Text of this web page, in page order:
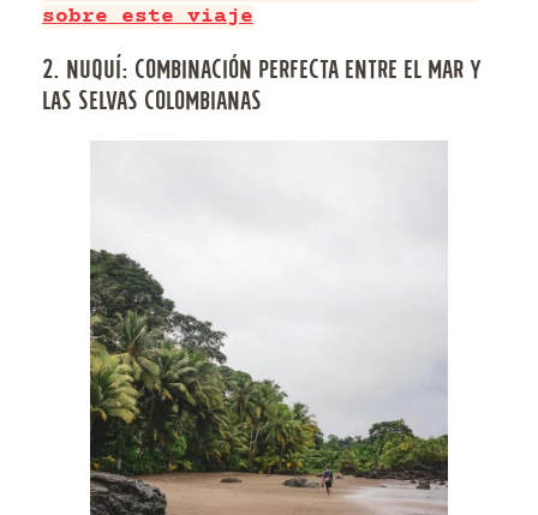
sobre este viaje
2. NUQUÍ: COMBINACIÓN PERFECTA ENTRE EL MAR Y
LAS SELVAS COLOMBIANAS